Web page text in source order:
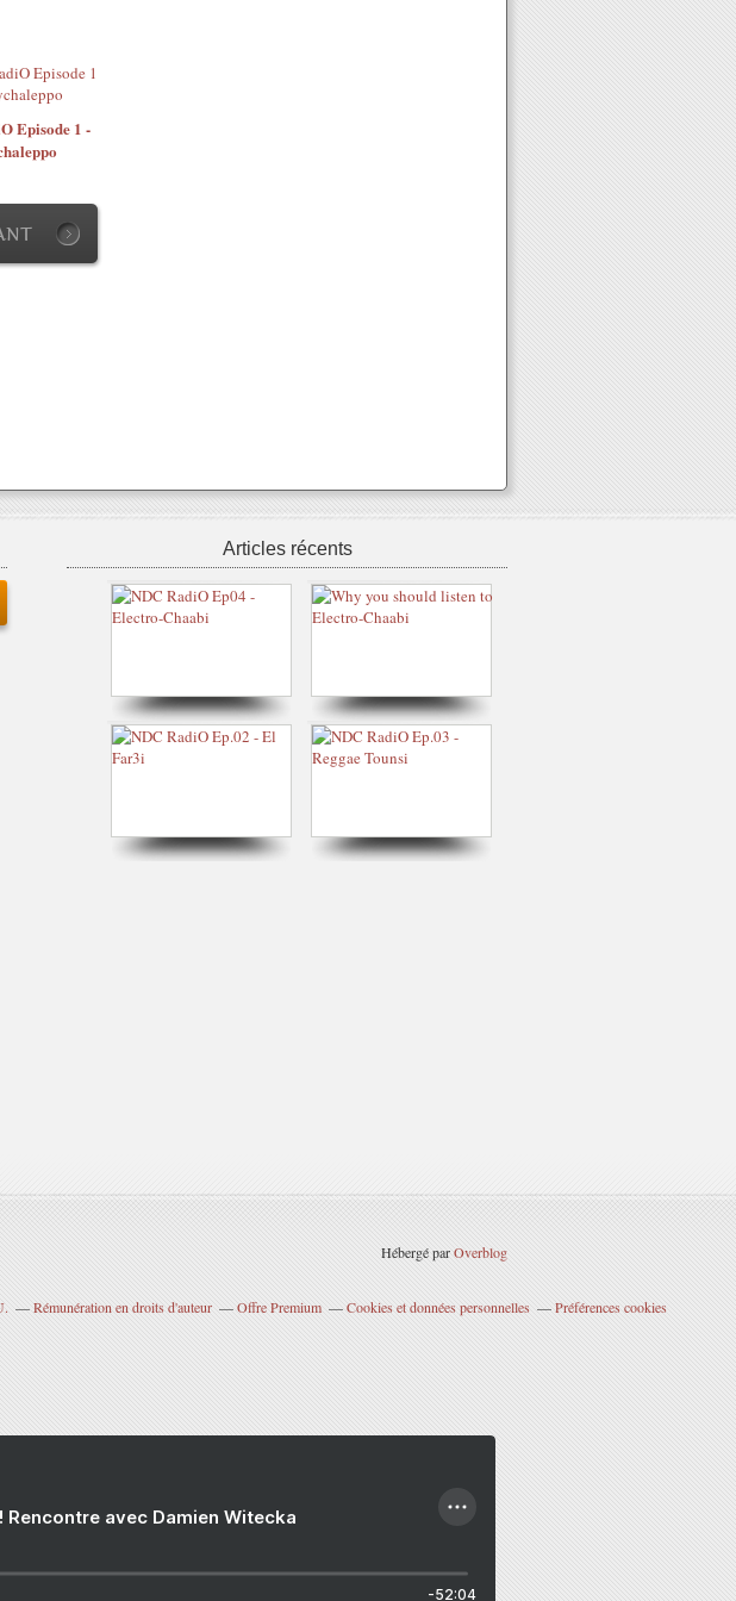
Episode 1 -
Articles récents
Hébergé parOverblog
Rémunération en droits d'auteur Offre Premium Cookies et données personnelles Préférences cookies
avec Damien Witecka
-52:04